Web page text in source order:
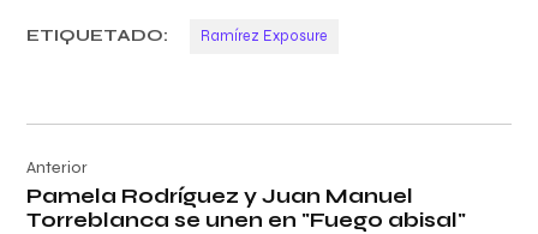
ETIQUETADO: Ramírez Exposure
de
entradas
Anterior
Pamela Rodríguez y Juan Manuel
Torreblanca se unen en "Fuego abisal"